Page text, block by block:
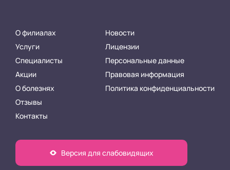
О филиалах
Услуги
Специалисты
Акции
О болезнях
Отзывы
Контакты
Новости
Лицензии
Персональные данные
Правовая информация
Политика конфиденциальности
Версия для слабовидящих